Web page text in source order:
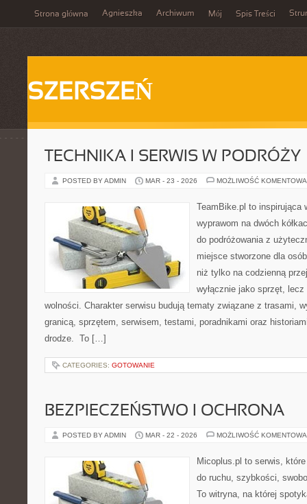
Strona główna Agnieszka Archiwum Mój Spis Treści
SZERSZEŃ
TECHNIKA I SERWIS W PODRÓŻY
POSTED BY ADMIN MAR - 23 - 2026 MOŻLIWOŚĆ
TeamBike.pl to inspirująca
wyprawom na dwóch
do podróżowania z
miejsce stworzone dla
niż tylko na codzienną
wyłącznie jako sprzęt,
wolności. Charakter serwisu budują tematy związane z trasami,
granicą, sprzętem, serwisem, testami, poradnikami oraz
drodze. To […]
CATEGORIES: GOTOWANIE
BEZPIECZEŃSTWO I OCHRONA
POSTED BY ADMIN MAR - 22 - 2026 MOŻLIWOŚĆ
Micoplus.pl to serwis,
do ruchu, szybkości,
To witryna, na której